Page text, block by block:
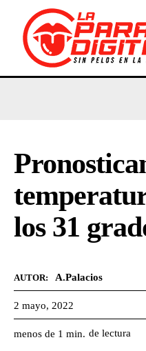
los 31
AUTOR: A.Palacios
2 mayo, 2022
menos de 1 min. de lectura